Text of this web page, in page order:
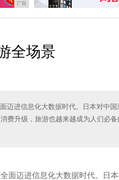
广告
全场景
迈进信息化大数据时代。日本对中国
费升级，旅游也越来越成为人们必备
面迈进信息化大数据时代。日